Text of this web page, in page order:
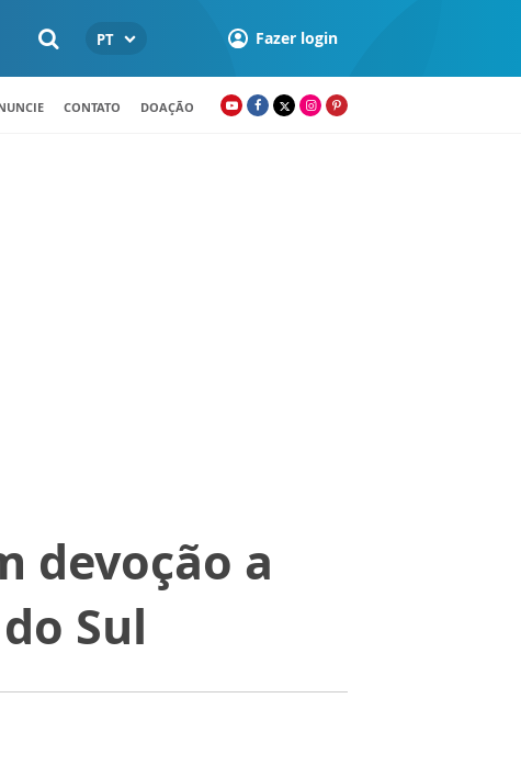
PT Fazer login
CONTATO DOAÇÃO
devoção a
Sul